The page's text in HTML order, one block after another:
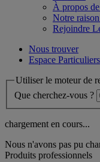
À propos
Notre
Rejoindre
Nous trouver
Espace Particuliers
Utiliser le moteur de
Que cherchez-vous ?
chargement en cours...
Nous n'avons pas pu
Produits professionnels